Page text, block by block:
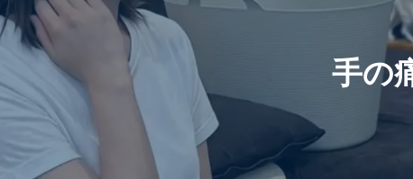
よく聞かれる質問
突然の激痛で「今すぐ
診てほしい！」と焦っ
ている方へ〜お電話が
繋がらない理由と、一
腰痛改善の家トレで逆
効果？筋肉痛と肉離れ
（筋挫傷）の違いと安
全なアプローチ
手の